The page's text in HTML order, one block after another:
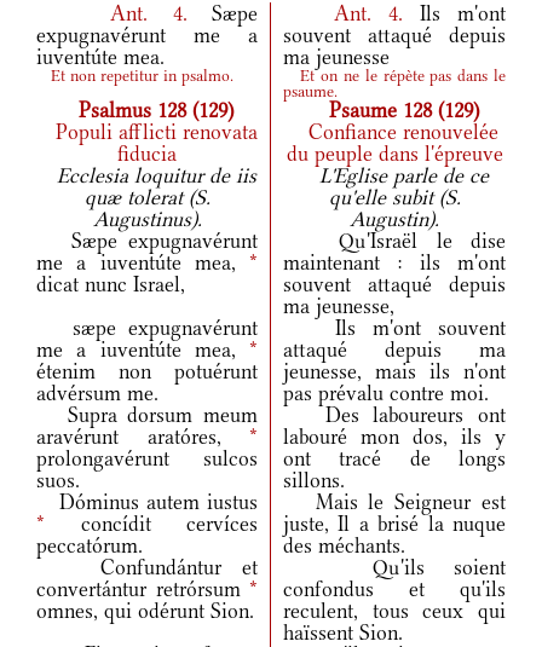
Ant. 4. Sæpe
expugnavérunt me a
iuventúte mea.
Ant. 4. Ils m'ont
souvent attaqué depuis
ma jeunesse
Et non repetitur in psalmo. Et on ne le répète pas dans le
psaume.
Psalmus 128 (129)
Psaume 128 (129)
Populi afflicti renovata
fiducia
Confiance renouvelée
du peuple dans l'épreuve
Ecclesia loquitur de iis
quæ tolerat (S.
Augustinus).
L'Eglise parle de ce
qu'elle subit (S.
Augustin).
Sæpe expugnavérunt
me a iuventúte mea, *
dicat nunc Israel,
Qu'Israël le dise
maintenant : ils m'ont
souvent attaqué depuis
ma jeunesse,
sæpe expugnavérunt
me a iuventúte mea, *
étenim non potuérunt
advérsum me.
Ils m'ont souvent
attaqué depuis ma
jeunesse, mais ils n'ont
pas prévalu contre moi.
Supra dorsum meum
aravérunt aratóres, *
prolongavérunt sulcos
suos.
Des laboureurs ont
labouré mon dos, ils y
ont tracé de longs
sillons.
Dóminus autem iustus
* concídit cervíces
peccatórum.
Mais le Seigneur est
juste, Il a brisé la nuque
des méchants.
Confundántur et
convertántur retrórsum *
omnes, qui odérunt Sion.
Qu'ils soient
confondus et qu'ils
reculent, tous ceux qui
haïssent Sion.